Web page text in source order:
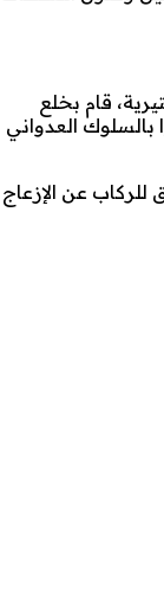
قام بخلع
العدواني
عن الإزعاج